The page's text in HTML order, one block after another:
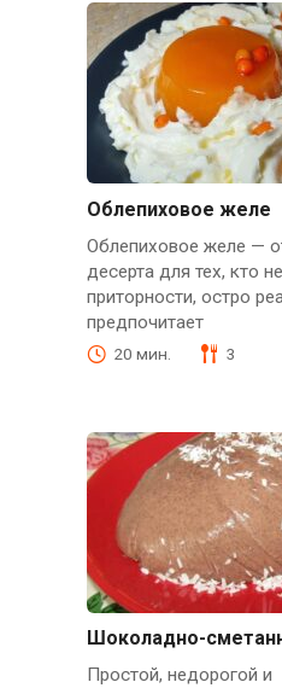
Облепиховое желе
Облепиховое желе —
десерта для тех, кто
приторности, остро
предпочитает
20 мин. 3
Шоколадно-
Простой, недорогой и